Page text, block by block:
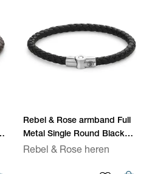
Rebel & Rose armband Full
Metal Single Round Black
RR-M0040-S
Rebel & Rose heren